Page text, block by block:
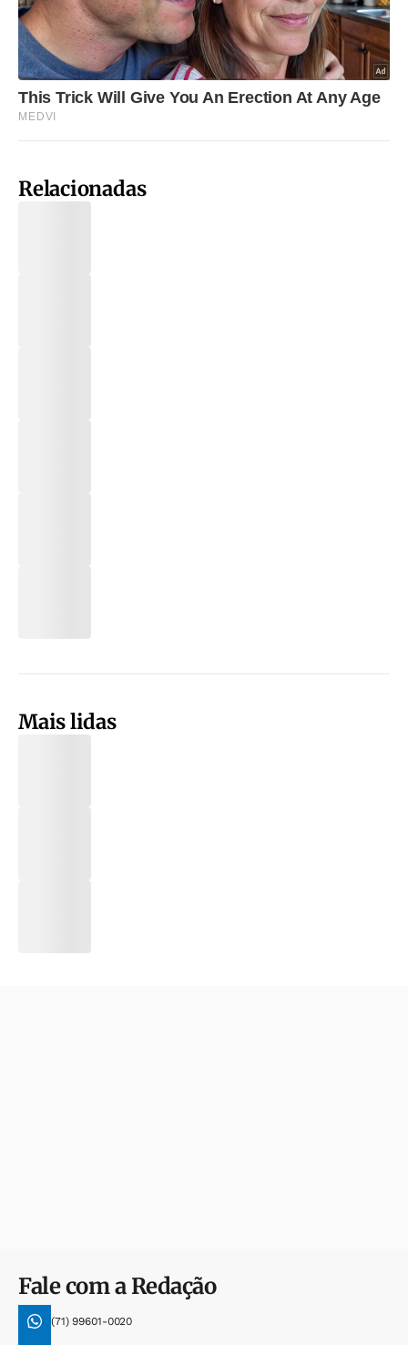
Relacionadas
Mais lidas
Fale com a Redação
(71) 99601-0020